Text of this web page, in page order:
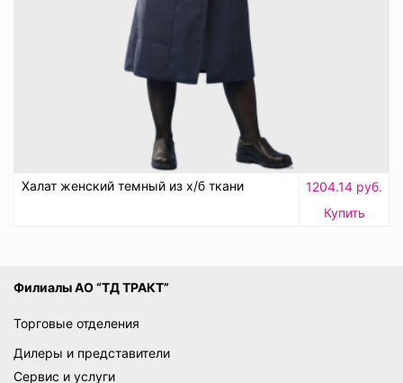
Халат женский темный из х/б ткани
1204.14 руб.
Купить
Филиалы АО “ТД ТРАКТ”
Торговые отделения
Дилеры и представители
Сервис и услуги